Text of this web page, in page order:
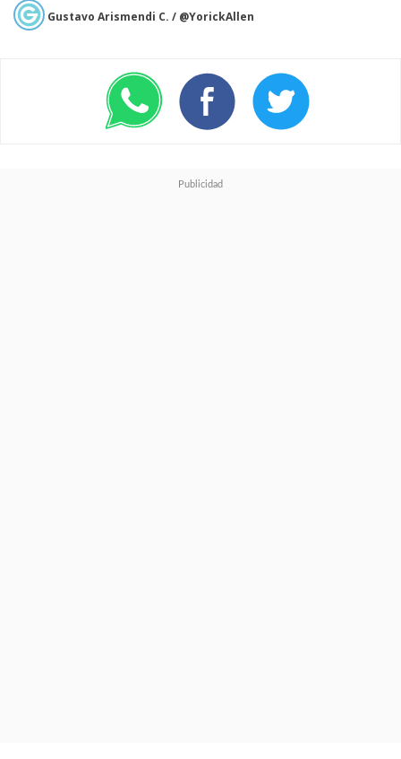
Gustavo Arismendi C. / @YorickAllen